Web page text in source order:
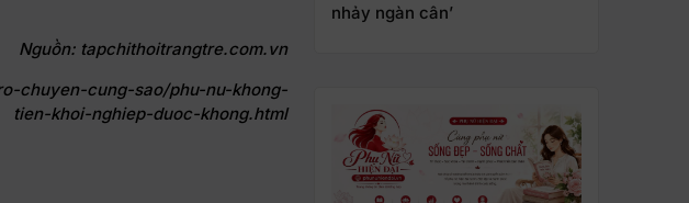
Nguồn: tapchithoitrangtre.com.vn
chuyen-cung-sao/phu-nu-khong-
tien-khoi-nghiep-duoc-khong.html
nhảy ngàn cân’